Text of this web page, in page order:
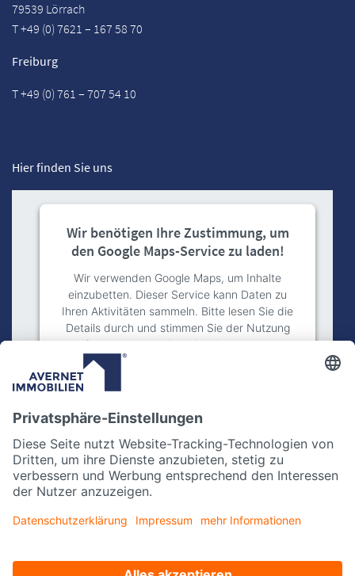
79539 Lörrach
T +49 (0) 7621 – 167 58 70
Freiburg
T +49 (0) 761 – 707 54 10
Hier finden Sie uns
Wir benötigen Ihre Zustimmung, um
den Google Maps-Service zu laden!
Wir verwenden Google Maps, um Inhalte
einzubetten. Dieser Service kann Daten zu
Ihren Aktivitäten sammeln. Bitte lesen Sie die
Details durch und stimmen Sie der Nutzung
des Service zu, um diese Inhalte anzuzeigen.
Akzeptieren
powered by Usercentrics Consent
Management Platform
Kontakt Instagramfacebook